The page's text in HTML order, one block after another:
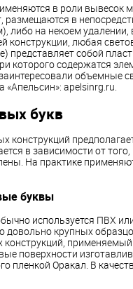
в роли вывесок
размещаются в
либо на некоем
конструкции, любая
представляет собой
которого содержатся
объемные
apelsinrg.ru.
букв
конструкций
в зависимости от
На практике
буквы
используется ПВХ
довольно крупных
поверхности
пленкой Оракал. В